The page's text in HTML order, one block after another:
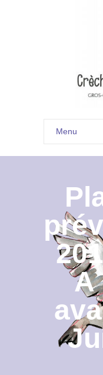
Menu
Accueil
Présentation
Documents
Les menus
Contact
Archives du
A